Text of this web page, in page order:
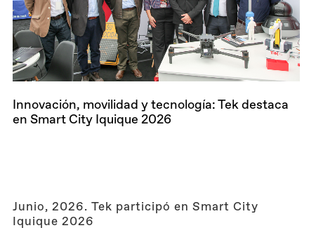
Innovación, movilidad y tecnología: Tek destaca
en Smart City Iquique 2026
Junio, 2026. Tek participó en Smart City
Iquique 2026